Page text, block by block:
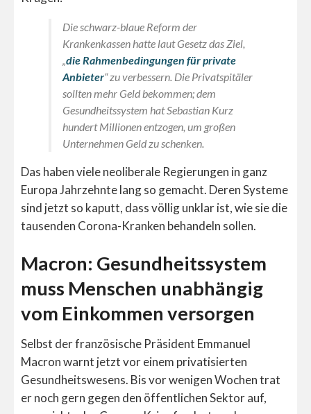
Die schwarz-blaue Reform der
Krankenkassen hatte laut Gesetz das Ziel,
„die Rahmenbedingungen für private
Anbieter“ zu verbessern. Die Privatspitäler
sollten mehr Geld bekommen; dem
Gesundheitssystem hat Sebastian Kurz
hundert Millionen entzogen, um großen
Unternehmen Geld zu schenken.
Das haben viele neoliberale Regierungen in ganz
Europa Jahrzehnte lang so gemacht. Deren Systeme
sind jetzt so kaputt, dass völlig unklar ist, wie sie die
tausenden Corona-Kranken behandeln sollen.
Macron: Gesundheitssystem
muss Menschen unabhängig
vom Einkommen versorgen
Selbst der französische Präsident Emmanuel
Macron warnt jetzt vor einem privatisierten
Gesundheitswesens. Bis vor wenigen Wochen trat
er noch gern gegen den öffentlichen Sektor auf,